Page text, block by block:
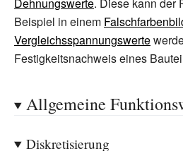
Beispiel in einem
Vergleichsspannungswerte
Festigkeitsnachweis eines
Allgemeine
Diskretisierung